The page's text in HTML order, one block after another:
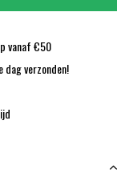
vanaf €50
dag verzonden!